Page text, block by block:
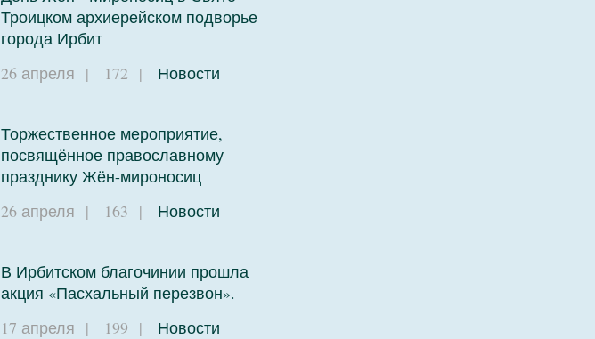
Троицком архиерейском подворье
города Ирбит
26 апреля | 172 | Новости
Торжественное мероприятие,
посвящённое православному
празднику Жён-мироносиц
26 апреля | 163 | Новости
В Ирбитском благочинии прошла
акция «Пасхальный перезвон».
17 апреля | 199 | Новости